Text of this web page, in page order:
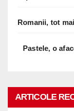
Romanii, tot
Pastele, o
ARTICOLE